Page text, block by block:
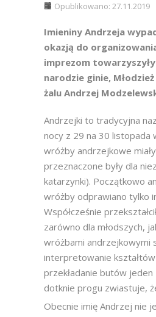
Opublikowano: 27.11.2019
Imieniny Andrzeja
okazją do
imprezom
narodzie ginie,
żalu Andrzej
Andrzejki to tradycyjna
nocy z 29 na 30 listopada
wróżby andrzejkowe
przeznaczone były dla
katarzynki). Początkowo
wróżby odprawiano tylko
Współcześnie
zarówno dla młodszych,
wróżbami andrzejkowymi
interpretowanie
przekładanie butów
dotknie progu zwiastuje,
Obecnie imię Andrzej nie